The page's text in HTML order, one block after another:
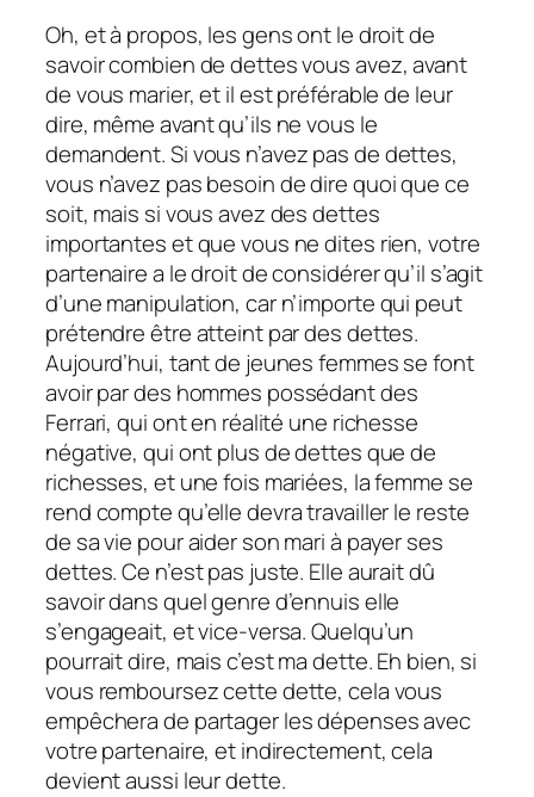
Oh, et à propos, les gens ont le droit de
savoir combien de dettes vous avez, avant
de vous marier, et il est préférable de leur
dire, même avant qu’ils ne vous le
demandent. Si vous n’avez pas de dettes,
vous n’avez pas besoin de dire quoi que ce
soit, mais si vous avez des dettes
importantes et que vous ne dites rien, votre
partenaire a le droit de considérer qu’il s’agit
d’une manipulation, car n’importe qui peut
prétendre être atteint par des dettes.
Aujourd’hui, tant de jeunes femmes se font
avoir par des hommes possédant des
Ferrari, qui ont en réalité une richesse
négative, qui ont plus de dettes que de
richesses, et une fois mariées, la femme se
rend compte qu’elle devra travailler le reste
de sa vie pour aider son mari à payer ses
dettes. Ce n’est pas juste. Elle aurait dû
savoir dans quel genre d’ennuis elle
s’engageait, et vice-versa. Quelqu’un
pourrait dire, mais c’est ma dette. Eh bien, si
vous remboursez cette dette, cela vous
empêchera de partager les dépenses avec
votre partenaire, et indirectement, cela
devient aussi leur dette.